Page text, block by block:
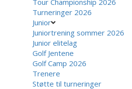
Tour Championship 2026
Turneringer 2026
Junior
Juniortrening sommer 2026
Junior elitelag
Golf Jentene
Golf Camp 2026
Trenere
Støtte til turneringer